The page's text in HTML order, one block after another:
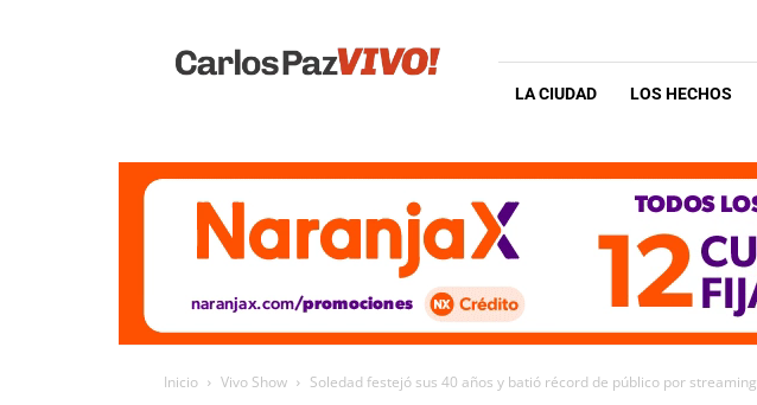
Vivo
LA CIUDAD LOS HECHOS
Inicio Vivo Show Soledad festejó sus 40 años y batió récord de público por streaming